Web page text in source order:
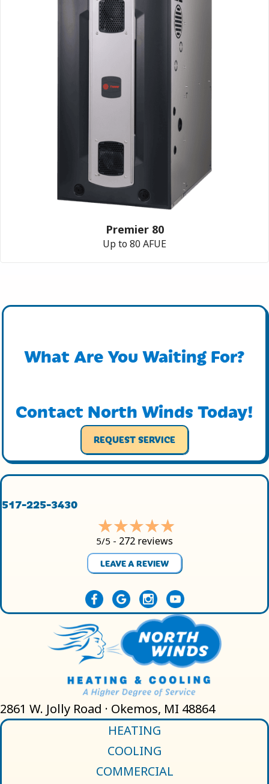
Premier 80
Up to 80 AFUE
What Are You Waiting For?
Contact North Winds Today!
REQUEST SERVICE
517-225-3430
5/5 - 272 reviews
LEAVE A REVIEW
2861 W. Jolly Road · Okemos, MI 48864
HEATING
COOLING
COMMERCIAL